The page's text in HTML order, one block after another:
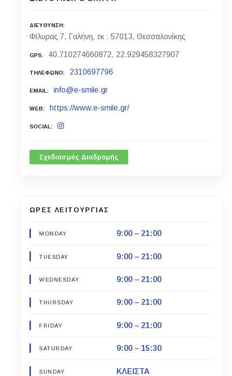
ΔΙΕΥΘΥΝΣΗ
Φίλυρας 7, Γαλήνη, τκ : 57013, Θεσσαλονίκης
GPS 40.710274660872, 22.929458327907
ΤΗΛΕΦΩΝΟ 2310697796
EMAIL info@e-smile.gr
WEB https://www.e-smile.gr/
SOCIAL
Σχεδιασμός Διαδρομής
ΩΡΕΣ ΛΕΙΤΟΥΡΓΙΑΣ
MONDAY 9:00 – 21:00
TUESDAY 9:00 – 21:00
WEDNESDAY 9:00 – 21:00
THURSDAY 9:00 – 21:00
FRIDAY 9:00 – 21:00
SATURDAY 9:00 – 15:30
SUNDAY ΚΛΕΙΣΤΑ